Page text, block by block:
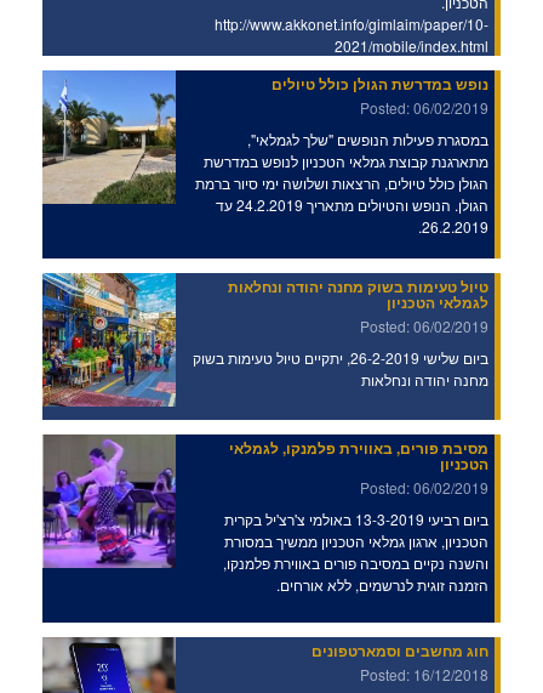
http://www.akkonet.info/gimlaim/paper/10-
2021/mobile/index.html
נופש במדרשת הגולן כולל טיולים
Posted: 06/02/2019
במסגרת פעילות הנופשים "שלך לגמלאי",
מתארגנת קבוצת גמלאי הטכניון לנופש במדרשת
הגולן כולל טיולים, הרצאות ושלושה ימי סיור ברמת
הגולן. הנופש והטיולים מתאריך 24.2.2019 עד
26.2.2019.
טיול טעימות בשוק מחנה יהודה ונחלאות
לגמלאי הטכניון
Posted: 06/02/2019
ביום שלישי 26-2-2019, יתקיים טיול טעימות בשוק
מחנה יהודה ונחלאות
מסיבת פורים, באווירת פלמנקו, לגמלאי
Posted: 06/02/2019
ביום רביעי 13-3-2019 באולמי צ'רצ'יל בקרית
הטכניון, ארגון גמלאי הטכניון ממשיך במסורת
והשנה נקיים במסיבה פורים באווירת פלמנקו,
הזמנה זוגית לנרשמים, ללא אורחים.
חוג מחשבים וסמארטפונים
Posted: 16/12/2018